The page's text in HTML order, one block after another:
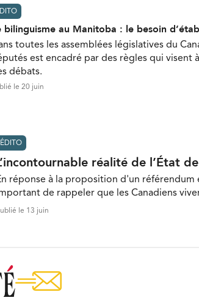
bilinguisme au Manitoba : le besoin
toutes les assemblées législatives du
est encadré par des règles qui visent
débats.
le 20 juin
ÉDITO
réalité de l’État
réponse à la proposition d'un référendum
de rappeler que les Canadiens
le 13 juin